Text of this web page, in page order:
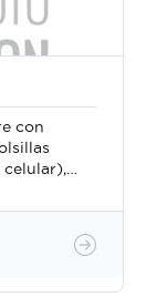
con
celular),
y